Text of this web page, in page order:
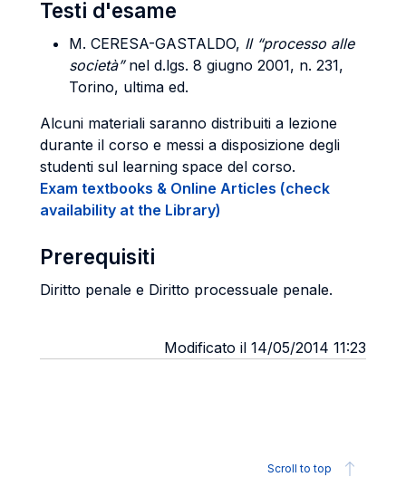
Testi d'esame
M. CERESA-GASTALDO, Il “processo alle
società”nel d.lgs. 8 giugno 2001, n. 231,
Torino, ultima ed.
Alcuni materiali saranno distribuiti a lezione
durante il corso e messi a disposizione degli
studenti sul learning space del corso.
Exam textbooks & Online Articles (check
availability at the Library)
Prerequisiti
Diritto penale e Diritto processuale penale.
Modificato il 14/05/2014 11:23
Scroll to top